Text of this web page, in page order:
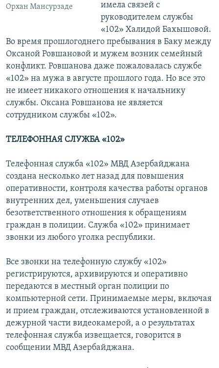
Орхан Мансурзаде
имела связей с
руководителем службы
«102» Халидой Бахышовой.
Во время прошлогоднего пребывания в Баку между
Оксаной Ровшановой и мужем возник семейный
конфликт. Ровшанова даже пожаловалась службе
«102» на мужа в августе прошлого года. Но все это
не имеет никакого отношения к начальнику
службы. Оксана Ровшанова не является
сотрудником службы «102».
ТЕЛЕФОННАЯ СЛУЖБА «102»
Телефонная служба «102» МВД Азербайджана
создана несколько лет назад для повышения
оперативности, контроля качества работы органов
внутренних дел, уменьшения случаев
безответственного отношения к обращениям
граждан в полиции. Служба «102» принимает
звонки из любого уголка республики.
Все звонки на телефонную службу «102»
регистрируются, архивируются и оперативно
передаются в местный орган полиции по
компьютерной сети. Принимаемые меры, включая
и прием граждан, отслеживаются установленной в
дежурной части видеокамерой, а о результатах
телефонная служба извещается, говорится в
сообщении МВД Азербайджана.